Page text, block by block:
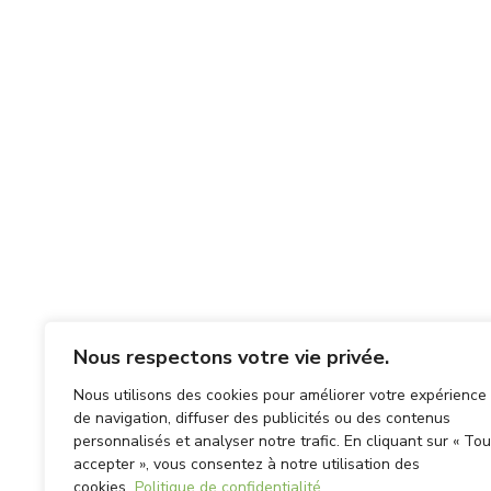
Nous respectons votre vie privée.
Nous utilisons des cookies pour améliorer votre expérience
de navigation, diffuser des publicités ou des contenus
personnalisés et analyser notre trafic. En cliquant sur «
accepter », vous consentez à notre utilisation des